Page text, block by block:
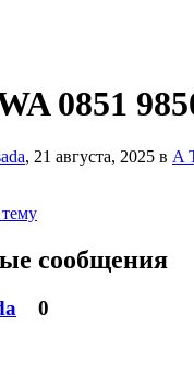
0851
, 21 августа, 2025 в A
сообщения
0